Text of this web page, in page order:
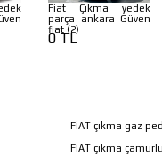
Fiat Çıkma yedek
parça ankara Güven
fiat (2)
0 TL
FİAT çıkma gaz
FİAT çıkma